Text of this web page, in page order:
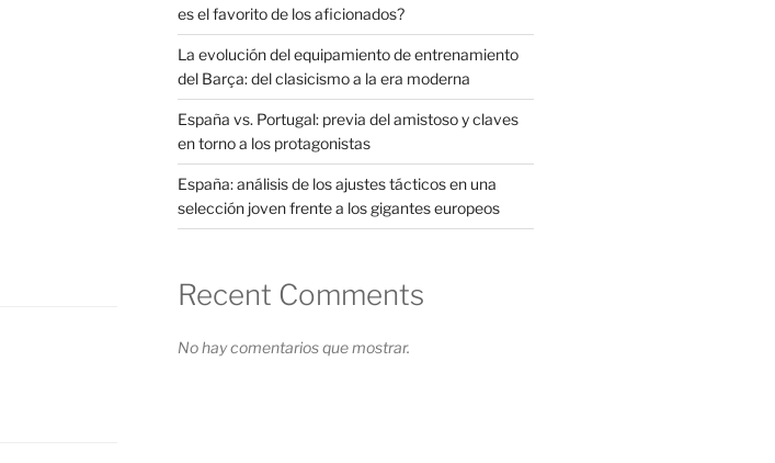
es el favorito de los aficionados?
La evolución del equipamiento de entrenamiento
del Barça: del clasicismo a la era moderna
España vs. Portugal: previa del amistoso y claves
en torno a los protagonistas
España: análisis de los ajustes tácticos en una
selección joven frente a los gigantes europeos
Recent Comments
No hay comentarios que mostrar.